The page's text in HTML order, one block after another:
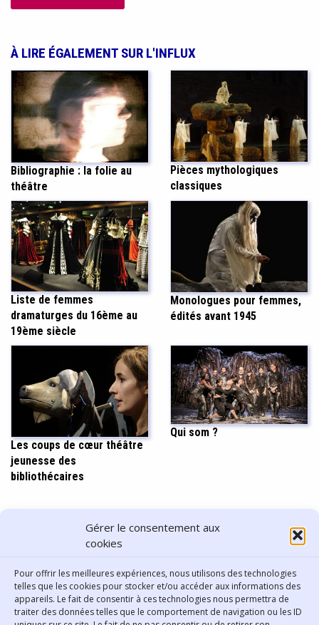
Gérer le consentement aux
cookies
Pour offrir les meilleures expériences, nous utilisons des technologies
telles que les cookies pour stocker et/ou accéder aux informations des
appareils. Le fait de consentir à ces technologies nous permettra de
traiter des données telles que le comportement de navigation ou les ID
À LIRE ÉGALEMENT SUR L'INFLUX
Bibliographie : la folie au
théâtre
Pièces mythologiques
classiques
Liste de femmes
dramaturges du 16ème au
19ème siècle
Monologues pour femmes,
édités avant 1945
Les coups de cœur théâtre
jeunesse des
bibliothécaires
Qui som ?
PARTAGER CET ARTICLE